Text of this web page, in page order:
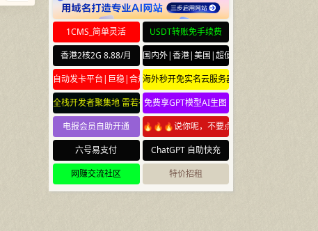
1CMS_简单灵活
USDT转账免手续费
香港2核2G 8.88/月
国内外|香港|美国|超便宜云服务器
自动发卡平台|巨稳|合规海外秒开免实名云服务器
全栈开发者聚集地 雷若社区 leiruo.com
免费享GPT模型AI生图
电报会员自助开通
🔥🔥🔥说你呢，不要点🔥🔥🔥
六号易支付
ChatGPT 自助快充
网赚交流社区
特价招租